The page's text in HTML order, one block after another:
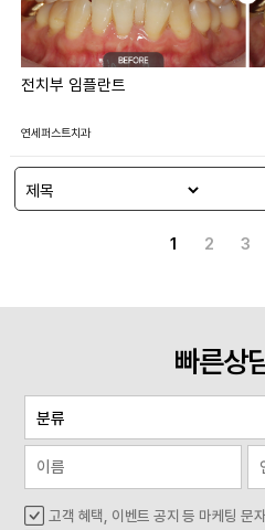
전치부 임플란트
연세퍼스트치과
1 2 3
빠른상
고객 혜택, 이벤트 공지 등 마케팅 문